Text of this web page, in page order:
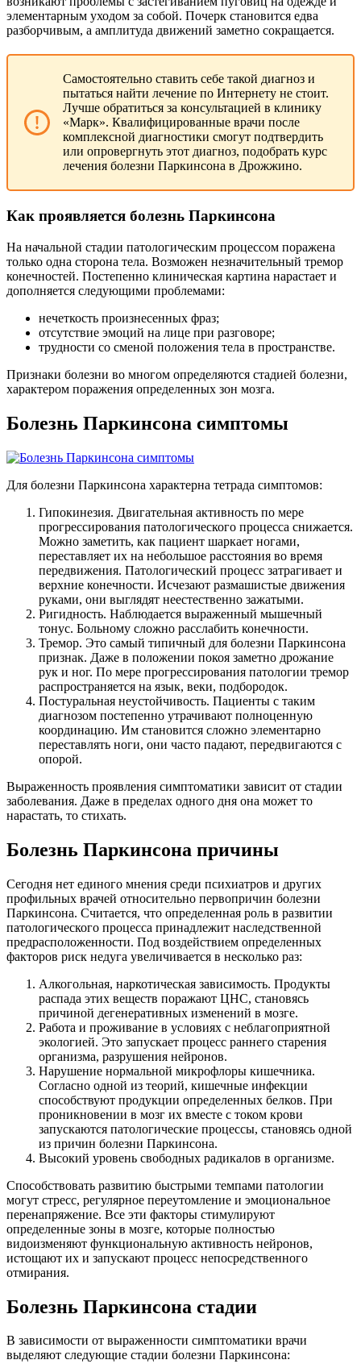
элементарным уходом за собой. Почерк становится едва
разборчивым, а амплитуда движений заметно сокращается.
Самостоятельно ставить себе такой диагноз и
пытаться найти лечение по Интернету не стоит.
Лучше обратиться за консультацией в клинику
«Марк». Квалифицированные врачи после
комплексной диагностики смогут подтвердить
или опровергнуть этот диагноз, подобрать курс
лечения болезни Паркинсона в Дрожжино.
Как проявляется болезнь Паркинсона
На начальной стадии патологическим процессом поражена
только одна сторона тела. Возможен незначительный тремор
конечностей. Постепенно клиническая картина нарастает и
дополняется следующими проблемами:
нечеткость произнесенных фраз;
отсутствие эмоций на лице при разговоре;
трудности со сменой положения тела в пространстве.
Признаки болезни во многом определяются стадией болезни,
характером поражения определенных зон мозга.
Болезнь Паркинсона симптомы
Для болезни Паркинсона характерна тетрада симптомов:
Гипокинезия. Двигательная активность по мере
прогрессирования патологического процесса снижается.
Можно заметить, как пациент шаркает ногами,
переставляет их на небольшое расстояния во время
передвижения. Патологический процесс затрагивает и
верхние конечности. Исчезают размашистые движения
руками, они выглядят неестественно зажатыми.
Ригидность. Наблюдается выраженный мышечный
тонус. Больному сложно расслабить конечности.
Тремор. Это самый типичный для болезни Паркинсона
признак. Даже в положении покоя заметно дрожание
рук и ног. По мере прогрессирования патологии тремор
распространяется на язык, веки, подбородок.
Постуральная неустойчивость. Пациенты с таким
диагнозом постепенно утрачивают полноценную
координацию. Им становится сложно элементарно
переставлять ноги, они часто падают, передвигаются с
опорой.
Выраженность проявления симптоматики зависит от стадии
заболевания. Даже в пределах одного дня она может то
нарастать, то стихать.
Болезнь Паркинсона причины
Сегодня нет единого мнения среди психиатров и других
профильных врачей относительно первопричин болезни
Паркинсона. Считается, что определенная роль в развитии
патологического процесса принадлежит наследственной
предрасположенности. Под воздействием определенных
факторов риск недуга увеличивается в несколько раз:
Алкогольная, наркотическая зависимость. Продукты
распада этих веществ поражают ЦНС, становясь
причиной дегенеративных изменений в мозге.
Работа и проживание в условиях с неблагоприятной
экологией. Это запускает процесс раннего старения
организма, разрушения нейронов.
Нарушение нормальной микрофлоры кишечника.
Согласно одной из теорий, кишечные инфекции
способствуют продукции определенных белков. При
проникновении в мозг их вместе с током крови
запускаются патологические процессы, становясь одной
из причин болезни Паркинсона.
Высокий уровень свободных радикалов в организме.
Способствовать развитию быстрыми темпами патологии
могут стресс, регулярное переутомление и эмоциональное
перенапряжение. Все эти факторы стимулируют
определенные зоны в мозге, которые полностью
видоизменяют функциональную активность нейронов,
истощают их и запускают процесс непосредственного
отмирания.
Болезнь Паркинсона стадии
В зависимости от выраженности симптоматики врачи
выделяют следующие стадии болезни Паркинсона: